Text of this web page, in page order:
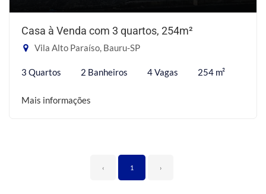
Casa à Venda com 3 quartos, 254m²
Vila Alto Paraíso, Bauru-SP
3 Quartos 2 Banheiros 4 Vagas 254 m²
Mais informações
‹ 1 ›